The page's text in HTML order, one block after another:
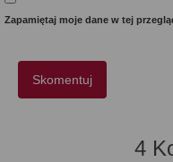
Zapamiętaj moje dane w tej
4